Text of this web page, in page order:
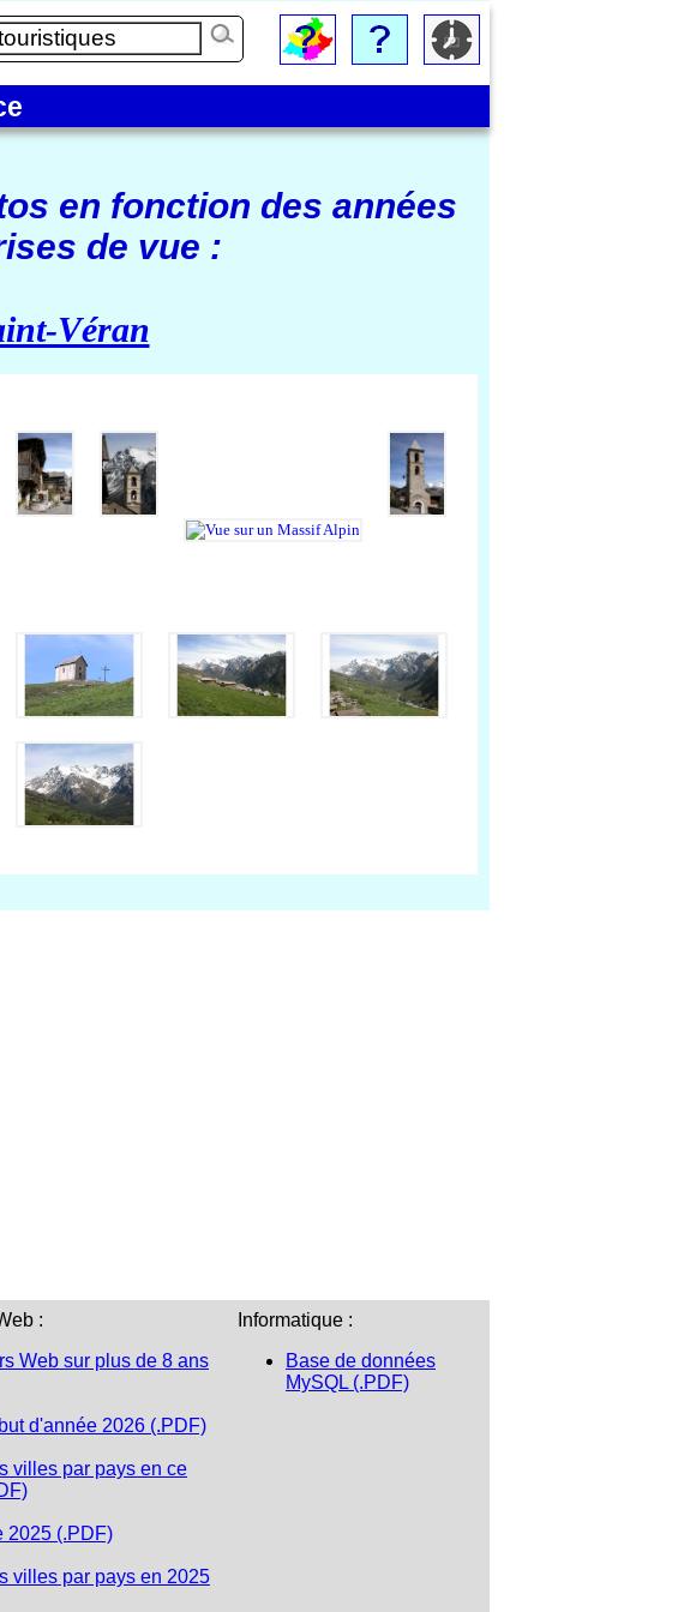
en fonction des années
de vue :
Véran
:
Web sur plus de 8 ans
d'année 2026 (.PDF)
villes par pays en ce
2025 (.PDF)
villes par pays en 2025
Informatique :
Base de données
MySQL (.PDF)